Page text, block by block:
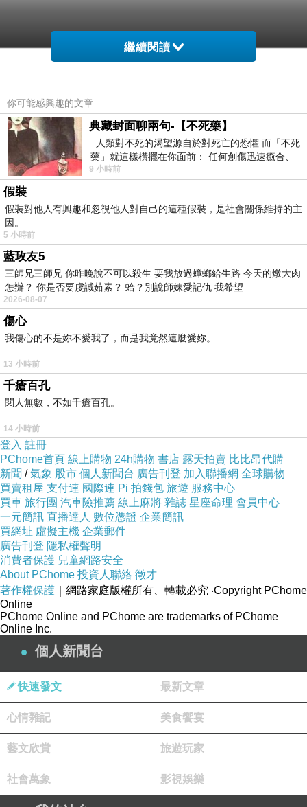
繼續閱讀
你可能感興趣的文章
典藏封面聊兩句-【不死藥】
人類對不死的渴望源自於對死亡的恐懼 而「不死
藥」就這樣橫擺在你面前： 任何創傷迅速癒合、
停止衰老、痛覺消失…堪
9 小時前
假裝
假裝對他人有興趣和忽視他人對自己的這種假裝，是社會關係維持的主
因。
5 小時前
藍玫友5
三師兄三師兄 你昨晚說不可以殺生 要我放過蟑螂給生路 今天的燉大肉
怎辦？ 你是否要虔誠茹素？ 蛤？別說師妹愛記仇 我希望
2026-08-07
傷心
我傷心的不是妳不愛我了，而是我竟然這麼愛妳。
13 小時前
千瘡百孔
閱人無數，不如千瘡百孔。
14 小時前
登入 註冊
PChome首頁 線上購物 24h購物 書店 露天拍賣 比比昂代購
新聞 /氣象 股市 個人新聞台 廣告刊登 加入聯播網 全球購物
買賣租屋 支付連 國際連 Pi 拍錢包 旅遊 服務中心
買車 旅行團 汽車險推薦 線上麻將 雜誌 星座命理 會員中心
一元簡訊 直播達人 數位憑證 企業簡訊
買網址 虛擬主機 企業郵件
廣告刊登 隱私權聲明
消費者保護 兒童網路安全
About PChome 投資人聯絡 徵才
著作權保護 ｜網路家庭版權所有、轉載必究 ‧Copyright PChome
Online
PChome Online and PChome are trademarks of PChome
Online Inc.
個人新聞台
快速發文 最新文章
心情雜記 美食饗宴
藝文欣賞 旅遊玩家
社會萬象 影視娛樂